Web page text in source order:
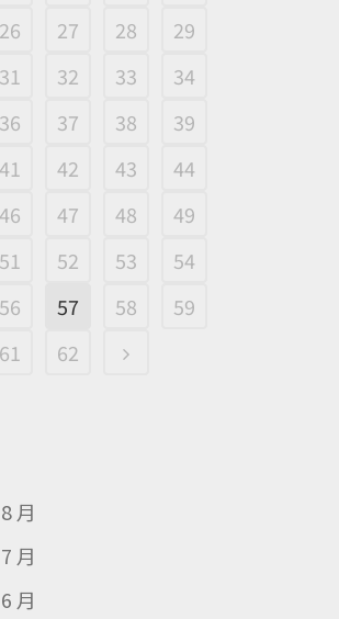
26 27 28
29
31 32 33
34
36 37 38
39
41 42 43
44
46 47 48
49
51 52 53
54
56 57 58
59
61 62
月
月
月